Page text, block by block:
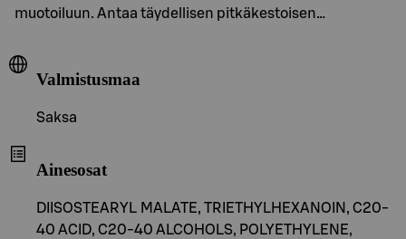
muotoiluun. Antaa täydellisen pitkäkestoisen…
Valmistusmaa
Saksa
Ainesosat
DIISOSTEARYL MALATE, TRIETHYLHEXANOIN, C20-
40 ACID, C20-40 ALCOHOLS, POLYETHYLENE,